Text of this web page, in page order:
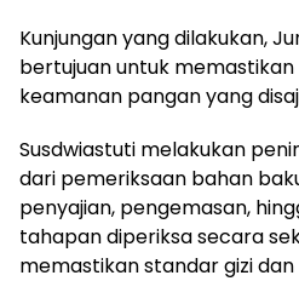
Kunjungan yang dilakukan,
bertujuan untuk memastikan
keamanan pangan yang
Susdwiastuti melakukan
dari pemeriksaan bahan
penyajian, pengemasan,
tahapan diperiksa secara
memastikan standar gizi